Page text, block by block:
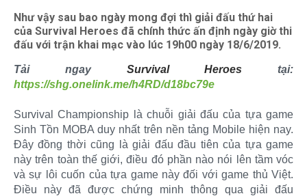
Như vậy sau bao ngày mong đợi thì giải đấu thứ hai
của Survival Heroes đã chính thức ấn định ngày giờ thi
đấu với trận khai mạc vào lúc 19h00 ngày 18/6/2019.
Tải ngay Survival Heroes tại:
https://shg.onelink.me/h4RD/d18bc79e
Survival Championship là chuỗi giải đấu của tựa game
Sinh Tồn MOBA duy nhất trên nền tảng Mobile hiện nay.
Đây đồng thời cũng là giải đấu đầu tiên của tựa game
này trên toàn thế giới, điều đó phần nào nói lên tầm vóc
và sự lôi cuốn của tựa game này đối với game thủ Việt.
Điều này đã được chứng minh thông qua giải đấu